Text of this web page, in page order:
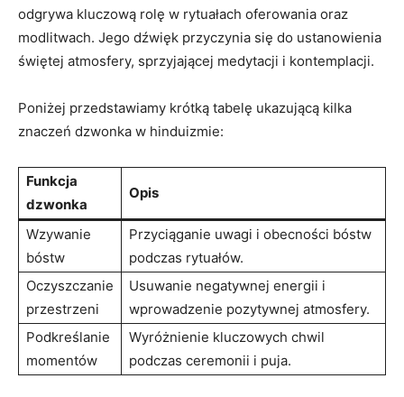
odgrywa kluczową rolę w rytuałach oferowania oraz
modlitwach. Jego dźwięk przyczynia się do ustanowienia
świętej atmosfery, sprzyjającej medytacji i kontemplacji.
Poniżej przedstawiamy krótką tabelę ukazującą kilka
znaczeń dzwonka w hinduizmie:
Funkcja
dzwonka
Opis
Wzywanie
bóstw
Przyciąganie uwagi i obecności bóstw‌
podczas rytuałów.
Oczyszczanie
przestrzeni
Usuwanie negatywnej energii i
wprowadzenie pozytywnej atmosfery.
Podkreślanie‍
momentów
Wyróżnienie kluczowych chwil
podczas ceremonii i ‌puja.